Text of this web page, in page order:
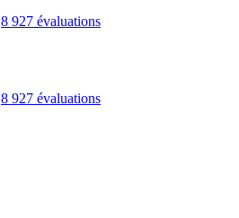
8 927 évaluations
8 927 évaluations